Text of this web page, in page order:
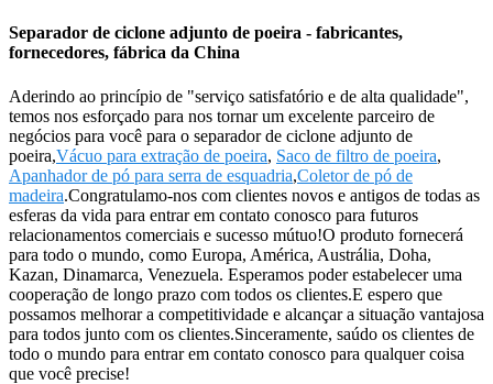
Separador de ciclone adjunto de poeira - fabricantes,
fornecedores, fábrica da China
Aderindo ao princípio de "serviço satisfatório e de alta qualidade",
temos nos esforçado para nos tornar um excelente parceiro de
negócios para você para o separador de ciclone adjunto de
poeira,Vácuo para extração de poeira, Saco de filtro de poeira,
Apanhador de pó para serra de esquadria,Coletor de pó de
madeira.Congratulamo-nos com clientes novos e antigos de todas as
esferas da vida para entrar em contato conosco para futuros
relacionamentos comerciais e sucesso mútuo!O produto fornecerá
para todo o mundo, como Europa, América, Austrália, Doha,
Kazan, Dinamarca, Venezuela. Esperamos poder estabelecer uma
cooperação de longo prazo com todos os clientes.E espero que
possamos melhorar a competitividade e alcançar a situação vantajosa
para todos junto com os clientes.Sinceramente, saúdo os clientes de
todo o mundo para entrar em contato conosco para qualquer coisa
que você precise!